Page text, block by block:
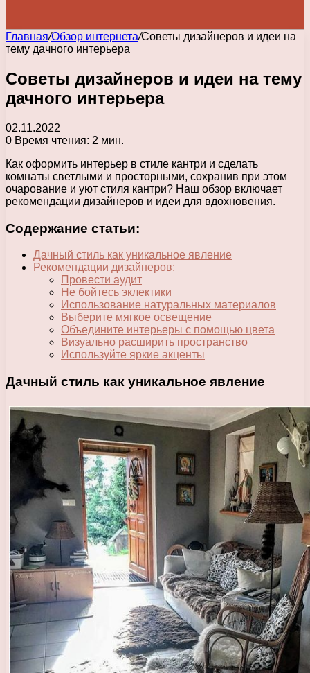
Главная/Обзор интернета/Советы дизайнеров и идеи на
тему дачного интерьера
Советы дизайнеров и идеи на тему
дачного интерьера
02.11.2022
0 Время чтения: 2 мин.
Как оформить интерьер в стиле кантри и сделать
комнаты светлыми и просторными, сохранив при этом
очарование и уют стиля кантри? Наш обзор включает
рекомендации дизайнеров и идеи для вдохновения.
Содержание статьи:
Дачный стиль как уникальное явление
Рекомендации дизайнеров:
Провести аудит
Не бойтесь эклектики
Использование натуральных материалов
Выберите мягкое освещение
Объедините интерьеры с помощью цвета
Визуально расширить пространство
Используйте яркие акценты
Дачный стиль как уникальное явление